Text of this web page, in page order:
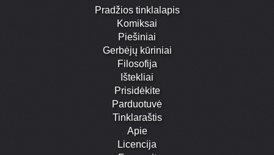
Pradžios tinklalapis
Komiksai
Piešiniai
Gerbėjų kūriniai
Filosofija
Ištekliai
Prisidėkite
Parduotuvė
Tinklaraštis
Apie
Licencija